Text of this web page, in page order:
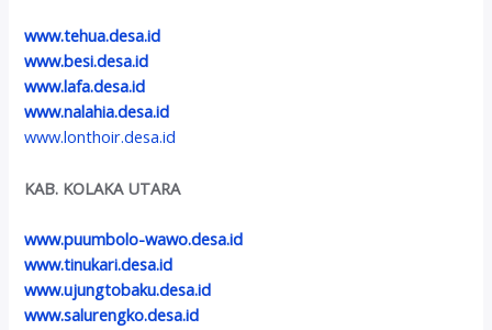
www.tehua.desa.id
www.besi.desa.id
www.lafa.desa.id
www.nalahia.desa.id
www.lonthoir.desa.id
KAB. KOLAKA UTARA
www.puumbolo-wawo.desa.id
www.tinukari.desa.id
www.ujungtobaku.desa.id
www.salurengko.desa.id